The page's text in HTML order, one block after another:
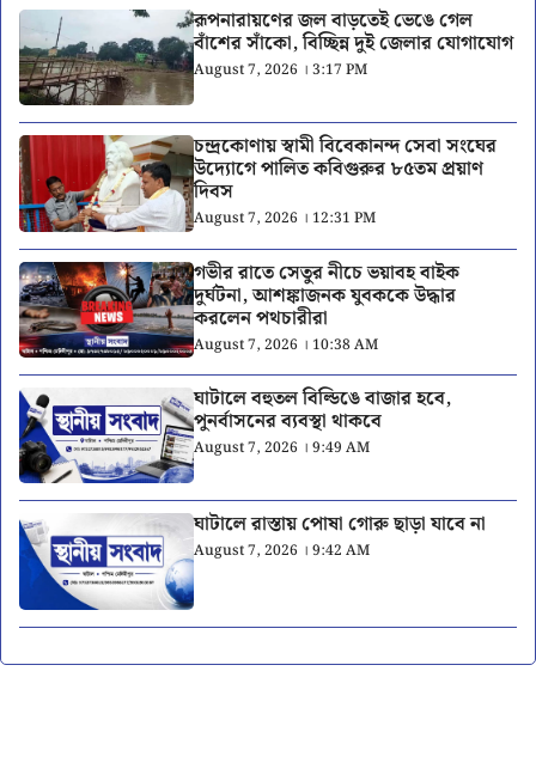
রূপনারায়ণের জল বাড়তেই ভেঙে গেল
বাঁশের সাঁকো, বিচ্ছিন্ন দুই জেলার যোগাযোগ
August 7, 2026 । 3:17 PM
চন্দ্রকোণায় স্বামী বিবেকানন্দ সেবা সংঘের
উদ্যোগে পালিত কবিগুরুর ৮৫তম প্রয়াণ
দিবস
August 7, 2026 । 12:31 PM
গভীর রাতে সেতুর নীচে ভয়াবহ বাইক
দুর্ঘটনা, আশঙ্কাজনক যুবককে উদ্ধার
করলেন পথচারীরা
August 7, 2026 । 10:38 AM
ঘাটালে বহুতল বিল্ডিঙে বাজার হবে,
পুনর্বাসনের ব্যবস্থা থাকবে
August 7, 2026 । 9:49 AM
ঘাটালে রাস্তায় পোষা গোরু ছাড়া যাবে না
August 7, 2026 । 9:42 AM